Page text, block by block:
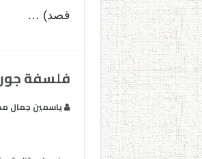
قصد) …
فلسفة
ياسمين جمال